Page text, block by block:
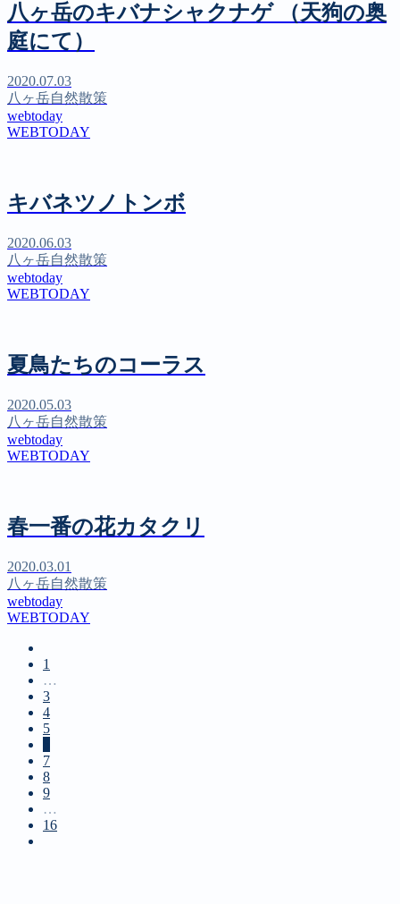
八ヶ岳のキバナシャクナゲ （天狗の奥
庭にて）
2020.07.03
八ヶ岳自然散策
webtoday
WEBTODAY
キバネツノトンボ
2020.06.03
八ヶ岳自然散策
webtoday
WEBTODAY
夏鳥たちのコーラス
2020.05.03
八ヶ岳自然散策
webtoday
WEBTODAY
春一番の花カタクリ
2020.03.01
八ヶ岳自然散策
webtoday
WEBTODAY
1
…
3
4
5
7
8
9
…
16